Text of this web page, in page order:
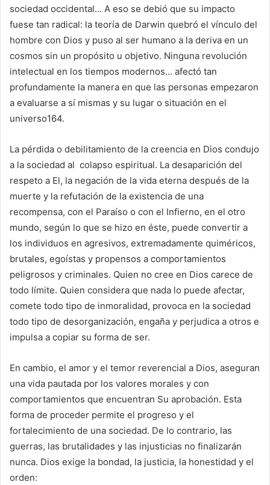
sociedad occidental… A eso se debió que su impacto
fuese tan radical: la teoría de Darwin quebró el vínculo del
hombre con Dios y puso al ser humano a la deriva en un
cosmos sin un propósito u objetivo. Ninguna revolución
intelectual en los tiempos modernos… afectó tan
profundamente la manera en que las personas empezaron
a evaluarse a sí mismas y su lugar o situación en el
universo164.
La pérdida o debilitamiento de la creencia en Dios condujo
a la sociedad al colapso espiritual. La desaparición del
respeto a El, la negación de la vida eterna después de la
muerte y la refutación de la existencia de una
recompensa, con el Paraíso o con el Infierno, en el otro
mundo, según lo que se hizo en éste, puede convertir a
los individuos en agresivos, extremadamente quiméricos,
brutales, egoístas y propensos a comportamientos
peligrosos y criminales. Quien no cree en Dios carece de
todo límite. Quien considera que nada lo puede afectar,
comete todo tipo de inmoralidad, provoca en la sociedad
todo tipo de desorganización, engaña y perjudica a otros e
impulsa a copiar su forma de ser.
En cambio, el amor y el temor reverencial a Dios, aseguran
una vida pautada por los valores morales y con
comportamientos que encuentran Su aprobación. Esta
forma de proceder permite el progreso y el
fortalecimiento de una sociedad. De lo contrario, las
guerras, las brutalidades y las injusticias no finalizarán
nunca. Dios exige la bondad, la justicia, la honestidad y el
orden: